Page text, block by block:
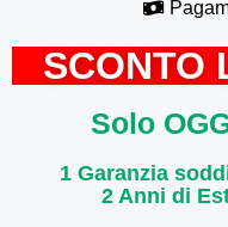
SCONTO
Solo
1 Garanzia
2 Anni di